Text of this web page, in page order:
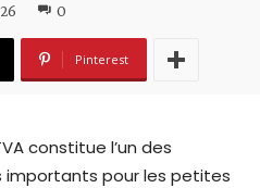
0
Pinterest
constitue l’un des
importants pour les petites